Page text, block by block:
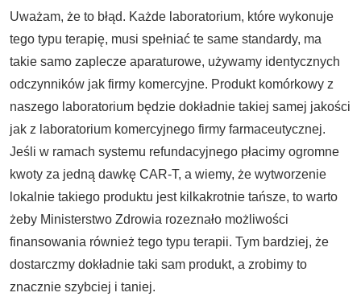
Uważam, że to błąd. Każde laboratorium, które wykonuje
tego typu terapię, musi spełniać te same standardy, ma
takie samo zaplecze aparaturowe, używamy identycznych
odczynników jak firmy komercyjne. Produkt komórkowy z
naszego laboratorium będzie dokładnie takiej samej jakości
jak z laboratorium komercyjnego firmy farmaceutycznej.
Jeśli w ramach systemu refundacyjnego płacimy ogromne
kwoty za jedną dawkę CAR-T, a wiemy, że wytworzenie
lokalnie takiego produktu jest kilkakrotnie tańsze, to warto
żeby Ministerstwo Zdrowia rozeznało możliwości
finansowania również tego typu terapii. Tym bardziej, że
dostarczmy dokładnie taki sam produkt, a zrobimy to
znacznie szybciej i taniej.